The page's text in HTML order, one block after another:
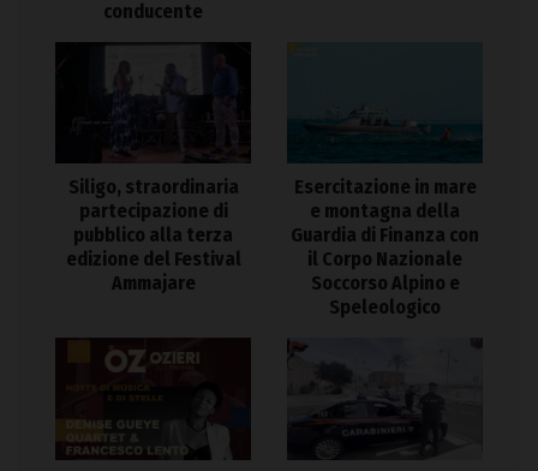
conducente
Siligo, straordinaria
partecipazione di
pubblico alla terza
edizione del Festival
Ammajare
Esercitazione in mare
e montagna della
Guardia di Finanza con
il Corpo Nazionale
Soccorso Alpino e
Speleologico